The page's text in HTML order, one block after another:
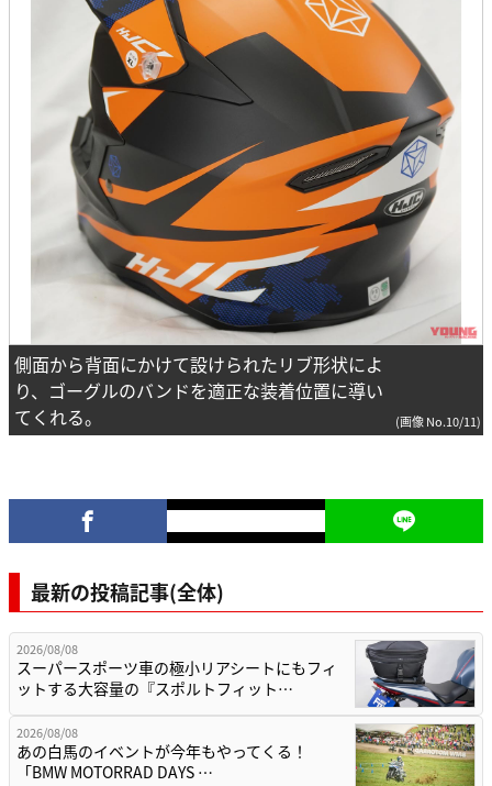
側面から背面にかけて設けられたリブ形状によ
り、ゴーグルのバンドを適正な装着位置に導い
てくれる。
(画像 No.10/11)
最新の投稿記事(全体)
2026/08/08
スーパースポーツ車の極小リアシートにもフィ
ットする大容量の『スポルトフィット…
2026/08/08
あの白馬のイベントが今年もやってくる！
「BMW MOTORRAD DAYS …